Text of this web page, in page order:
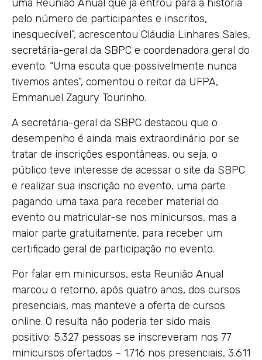
uma Reunião Anual que já entrou para a história
pelo número de participantes e inscritos,
inesquecível”, acrescentou Cláudia Linhares Sales,
secretária-geral da SBPC e coordenadora geral do
evento. “Uma escuta que possivelmente nunca
tivemos antes”, comentou o reitor da UFPA,
Emmanuel Zagury Tourinho.
A secretária-geral da SBPC destacou que o
desempenho é ainda mais extraordinário por se
tratar de inscrições espontâneas, ou seja, o
público teve interesse de acessar o site da SBPC
e realizar sua inscrição no evento, uma parte
pagando uma taxa para receber material do
evento ou matricular-se nos minicursos, mas a
maior parte gratuitamente, para receber um
certificado geral de participação no evento.
Por falar em minicursos, esta Reunião Anual
marcou o retorno, após quatro anos, dos cursos
presenciais, mas manteve a oferta de cursos
online. O resulta não poderia ter sido mais
positivo: 5.327 pessoas se inscreveram nos 77
minicursos ofertados – 1.716 nos presenciais, 3.611